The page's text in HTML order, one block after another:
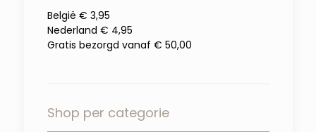
België € 3,95
Nederland € 4,95
Gratis bezorgd vanaf € 50,00
Shop per categorie